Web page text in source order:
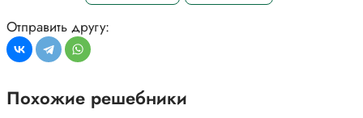
Отправить другу:
Похожие решебники